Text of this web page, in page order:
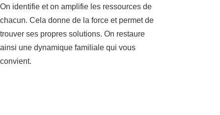
On identifie et on amplifie les ressources de
chacun. Cela donne de la force et permet de
trouver ses propres solutions. On restaure
ainsi une dynamique familiale qui vous
convient.